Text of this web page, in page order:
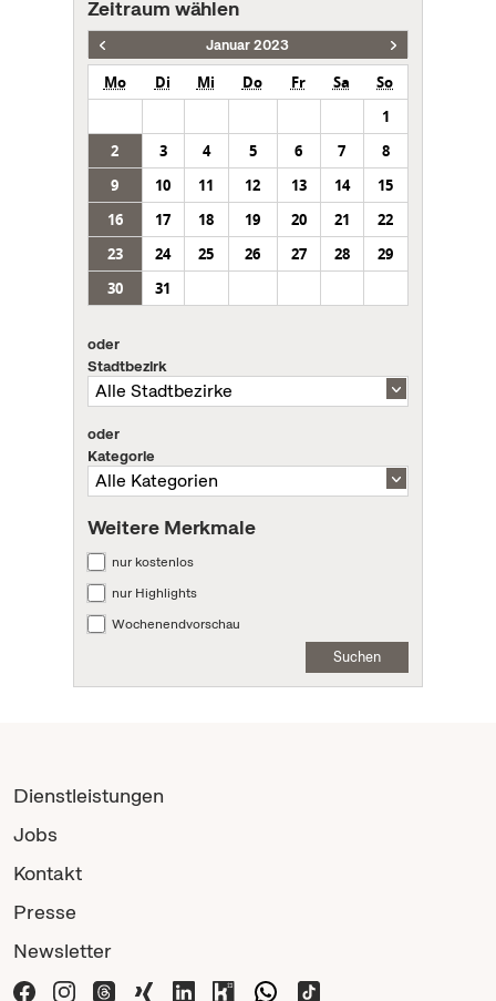
Zeitraum wählen
Januar 2023
Mo Di Mi Do Fr Sa
So
1
2
3 4 5 6 7
8
9
10 11 12 13 14
15
16
17 18 19 20 21
22
23
24 25 26 27 28
29
30
31
oder
Stadtbezirk
oder
Kategorie
Weitere Merkmale
nur kostenlos
nur Highlights
Wochenendvorschau
Suchen
Dienstleistungen
Jobs
Kontakt
Presse
Newsletter